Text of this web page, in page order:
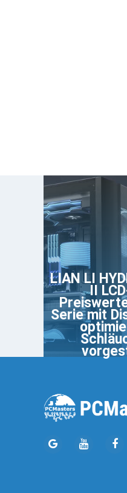
LIAN LI
II
Serie mit